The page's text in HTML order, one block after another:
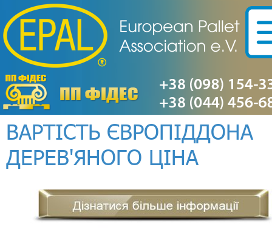
ВАРТІСТЬ ЄВРОПІДДОНА
ДЕРЕВ'ЯНОГО ЦІНА